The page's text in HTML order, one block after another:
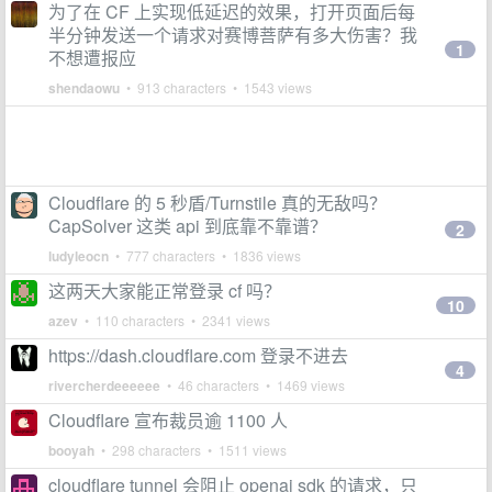
为了在 CF 上实现低延迟的效果，打开页面后每
半分钟发送一个请求对赛博菩萨有多大伤害？我
不想遭报应
shendaowu • 913 characters • 1543 views
1
Cloudflare 的 5 秒盾/Turnstile 真的无敌吗？
CapSolver 这类 api 到底靠不靠谱？
ludyleocn • 777 characters • 1836 views
2
这两天大家能正常登录 cf 吗？
azev • 110 characters • 2341 views
10
https://dash.cloudflare.com 登录不进去
rivercherdeeeeee • 46 characters • 1469 views
4
Cloudflare 宣布裁员逾 1100 人
booyah • 298 characters • 1511 views
cloudflare tunnel 会阻止 openai sdk 的请求，只